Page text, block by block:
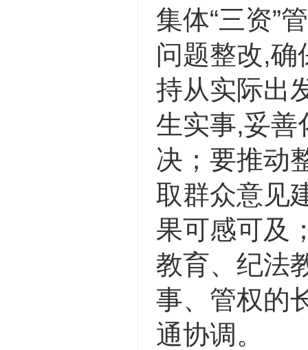
集体“三资”
问题整改,确
持从实际出
生实事,妥善
决； 要推动
取群众意见
果可感可及
教育、纪法
事、管权的
通协调。